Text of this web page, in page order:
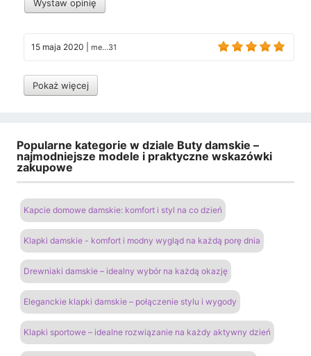
Wystaw opinię
15 maja 2020 me...31
Pokaż więcej
Popularne kategorie w dziale Buty damskie –
najmodniejsze modele i praktyczne wskazówki
zakupowe
Kapcie domowe damskie: komfort i styl na co dzień
Klapki damskie - komfort i modny wygląd na każdą porę dnia
Drewniaki damskie – idealny wybór na każdą okazję
Eleganckie klapki damskie – połączenie stylu i wygody
Klapki sportowe – idealne rozwiązanie na każdy aktywny dzień